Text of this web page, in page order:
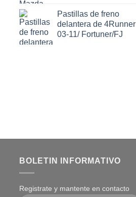
Pastillas de freno
delantera de 4Runner
03-11/ Fortuner/FJ
BOLETIN INFORMATIVO
Registrate y mantente en contacto